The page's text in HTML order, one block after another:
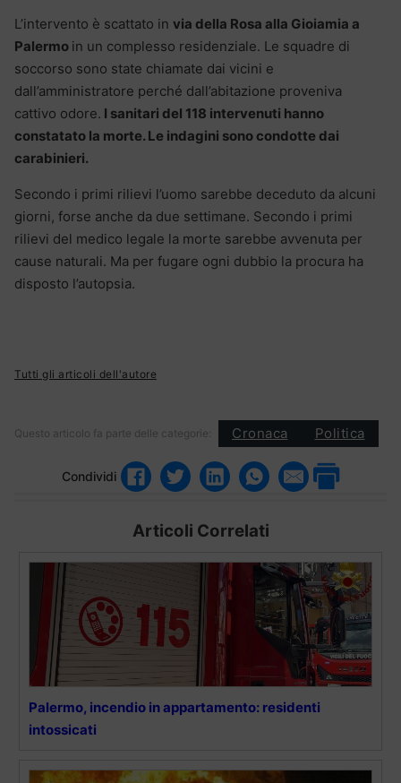
L’intervento è scattato in via della Rosa alla Gioiamia a
Palermo in un complesso residenziale. Le squadre di
soccorso sono state chiamate dai vicini e
dall’amministratore perché dall’abitazione proveniva
cattivo odore. I sanitari del 118 intervenuti hanno
constatato la morte. Le indagini sono condotte dai
carabinieri.
Secondo i primi rilievi l’uomo sarebbe deceduto da alcuni
giorni, forse anche da due settimane. Secondo i primi
rilievi del medico legale la morte sarebbe avvenuta per
cause naturali. Ma per fugare ogni dubbio la procura ha
disposto l’autopsia.
Tutti gli articoli dell'autore
Questo articolo fa parte delle categorie: Cronaca Politica
Condividi
Articoli Correlati
Palermo, incendio in appartamento: residenti
intossicati